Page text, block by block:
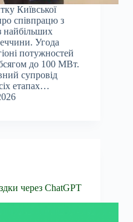
Київської
співпрацю з
найбільших
Угода
потужностей
до 100 МВт.
супровід
етапах…
через ChatGPT